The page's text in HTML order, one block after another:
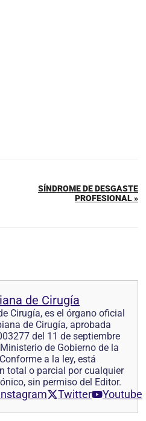
SÍNDROME DE DESGASTE
PROFESIONAL »
de Cirugía
Cirugía, es el órgano oficial
de Cirugía, aprobada
del 11 de septiembre
de Gobierno de la
a la ley, está
total o parcial por cualquier
sin permiso del Editor.
Twitter Youtube